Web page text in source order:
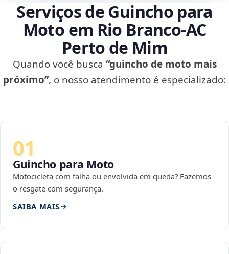
Serviços de Guincho para
Moto em Rio Branco‑AC
Perto de Mim
Quando você busca “guincho de moto mais
próximo”, o nosso atendimento é especializado:
01
Guincho para Moto
Motocicleta com falha ou envolvida em queda? Fazemos
o resgate com segurança.
SAIBA MAIS